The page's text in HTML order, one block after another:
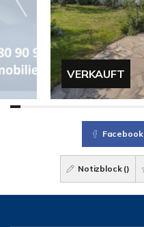
VERKAUFT
Facebook
Notizblock ()